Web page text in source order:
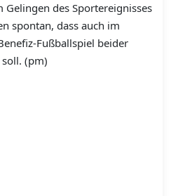
Gelingen des Sportereignisses
spontan, dass auch im
Fußballspiel beider
(pm)